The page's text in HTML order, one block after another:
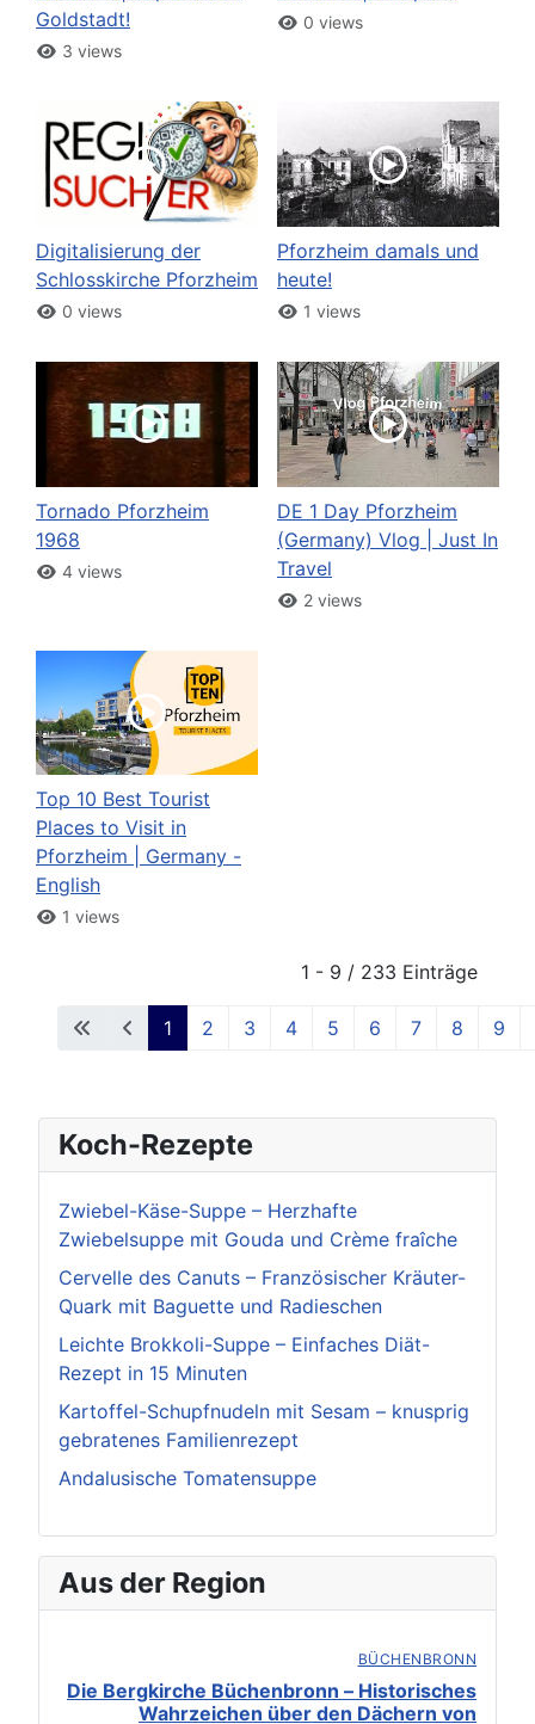
Goldstadt!
3 views
0 views
Digitalisierung der
Schlosskirche Pforzheim
0 views
Pforzheim damals und
heute!
1 views
Tornado Pforzheim
1968
4 views
DE 1 Day Pforzheim
(Germany) Vlog | Just In
Travel
2 views
Top 10 Best Tourist
Places to Visit in
Pforzheim | Germany -
English
1 views
1 - 9 / 233 Einträge
1 2 3 4 5 6 7 8 9
Koch-Rezepte
Zwiebel-Käse-Suppe – Herzhafte
Zwiebelsuppe mit Gouda und Crème fraîche
Cervelle des Canuts – Französischer Kräuter-
Quark mit Baguette und Radieschen
Leichte Brokkoli-Suppe – Einfaches Diät-
Rezept in 15 Minuten
Kartoffel-Schupfnudeln mit Sesam – knusprig
gebratenes Familienrezept
Andalusische Tomatensuppe
Aus der Region
BÜCHENBRONN
Die Bergkirche Büchenbronn – Historisches
Wahrzeichen über den Dächern von